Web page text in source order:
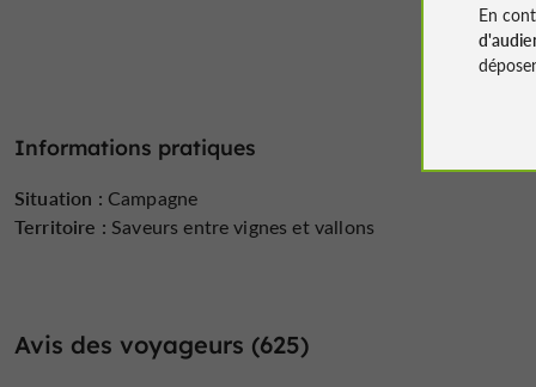
Informations pratiques
Situation : Campagne
Territoire : Saveurs entre vignes et vallons
Avis des voyageurs (625)
En